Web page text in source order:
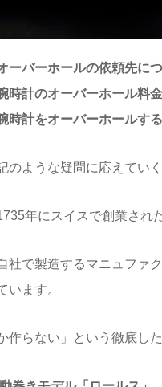
ーバーホールの依頼先に
時計のオーバーホール料
時計をオーバーホールす
のような疑問に応えてい
年にスイスで創業され
社で製造するマニュファ
います。
作らない」という徹底し